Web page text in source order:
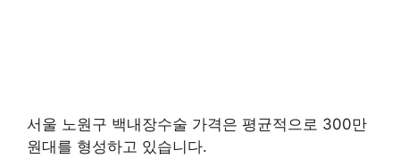
서울 노원구 백내장수술 가격은 평균적으로 300만
원대를 형성하고 있습니다.